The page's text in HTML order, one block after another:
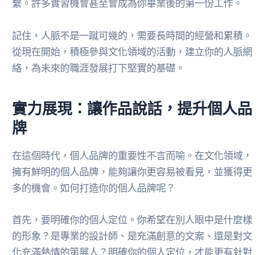
繫。許多實習機會甚至會成為你畢業後的第一份工作。
記住，人脈不是一蹴可幾的，需要長時間的經營和累積。
從現在開始，積極參與文化領域的活動，建立你的人脈網
絡，為未來的職涯發展打下堅實的基礎。
實力展現：讓作品說話，提升個人品
牌
在這個時代，個人品牌的重要性不言而喻。在文化領域，
擁有鮮明的個人品牌，能夠讓你更容易被看見，並獲得更
多的機會。如何打造你的個人品牌呢？
首先，要明確你的個人定位。你希望在別人眼中是什麼樣
的形象？是專業的設計師、是充滿創意的文案、還是對文
化充滿熱情的策展人？明確你的個人定位，才能更有針對